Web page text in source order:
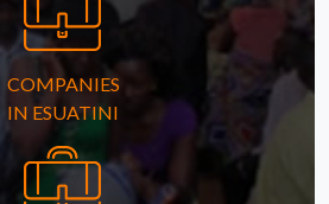
COMPANIES
IN ESUATINI